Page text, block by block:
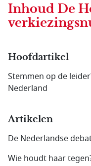
Inhoud De
Hoofdartikel
Stemmen op de
Nederland
Artikelen
De Nederlandse
Wie houdt haar